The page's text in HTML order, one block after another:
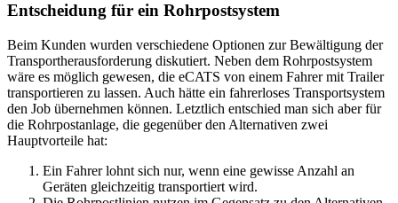
Entscheidung für ein Rohrpostsystem
Beim Kunden wurden verschiedene Optionen zur Bewältigung der
Transportherausforderung diskutiert. Neben dem Rohrpostsystem
wäre es möglich gewesen, die eCATS von einem Fahrer mit Trailer
transportieren zu lassen. Auch hätte ein fahrerloses Transportsystem
den Job übernehmen können. Letztlich entschied man sich aber für
die Rohrpostanlage, die gegenüber den Alternativen zwei
Hauptvorteile hat:
Ein Fahrer lohnt sich nur, wenn eine gewisse Anzahl an
Geräten gleichzeitig transportiert wird.